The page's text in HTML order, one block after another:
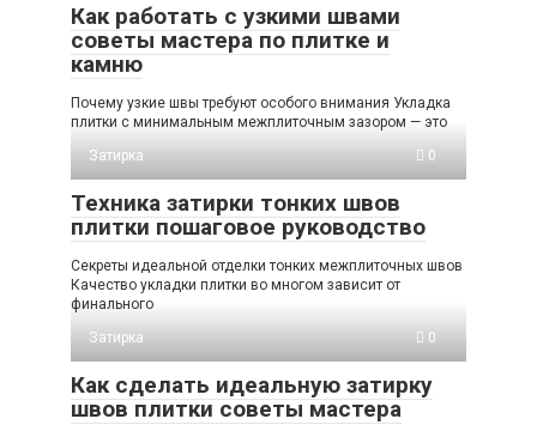
Как работать с узкими швами
советы мастера по плитке и
камню
Почему узкие швы требуют особого внимания Укладка
плитки с минимальным межплиточным зазором — это
Затирка
0
Техника затирки тонких швов
плитки пошаговое руководство
Секреты идеальной отделки тонких межплиточных швов
Качество укладки плитки во многом зависит от
финального
Затирка
0
Как сделать идеальную затирку
швов плитки советы мастера